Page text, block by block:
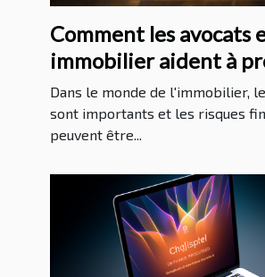
Comment les avocats
immobilier aident à
santé financière de
Dans le monde de l'immobilier,
sont importants et les risques
peuvent être...